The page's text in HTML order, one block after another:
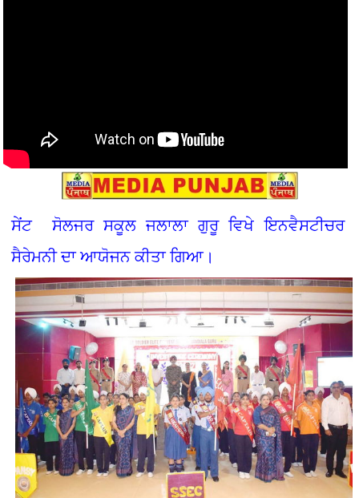
ਸੇਂਟ ਸੋਲਜਰ ਸਕੂਲ ਜਲਾਲਾ ਗੁਰੂ ਵਿਖੇ ਇਨਵੈਸਟੀਚਰ
ਸੈਰੇਮਨੀ ਦਾ ਆਯੋਜਨ ਕੀਤਾ ਗਿਆ।